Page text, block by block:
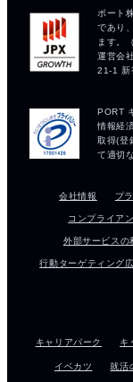
会社情報 プ
コンプライア
外部サービスの
行動ターゲティング